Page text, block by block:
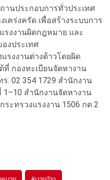
านประกอบการทั่วประเทศ
คร่งครัด เพื่อสร้างระบบการ
งงานผิดกฎหมาย และ
งประเทศ
รงงานต่างด้าวโดยผิด
ที่ กองทะเบียนจัดหางาน
. 02 354 1729 สำนักงาน
สำนักงานจัดหางาน
ะทรวงแรงงาน 1506 กด 2